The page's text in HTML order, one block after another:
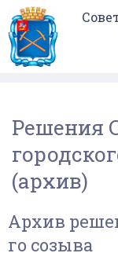
Решения
(архив)
Архив
го созыва